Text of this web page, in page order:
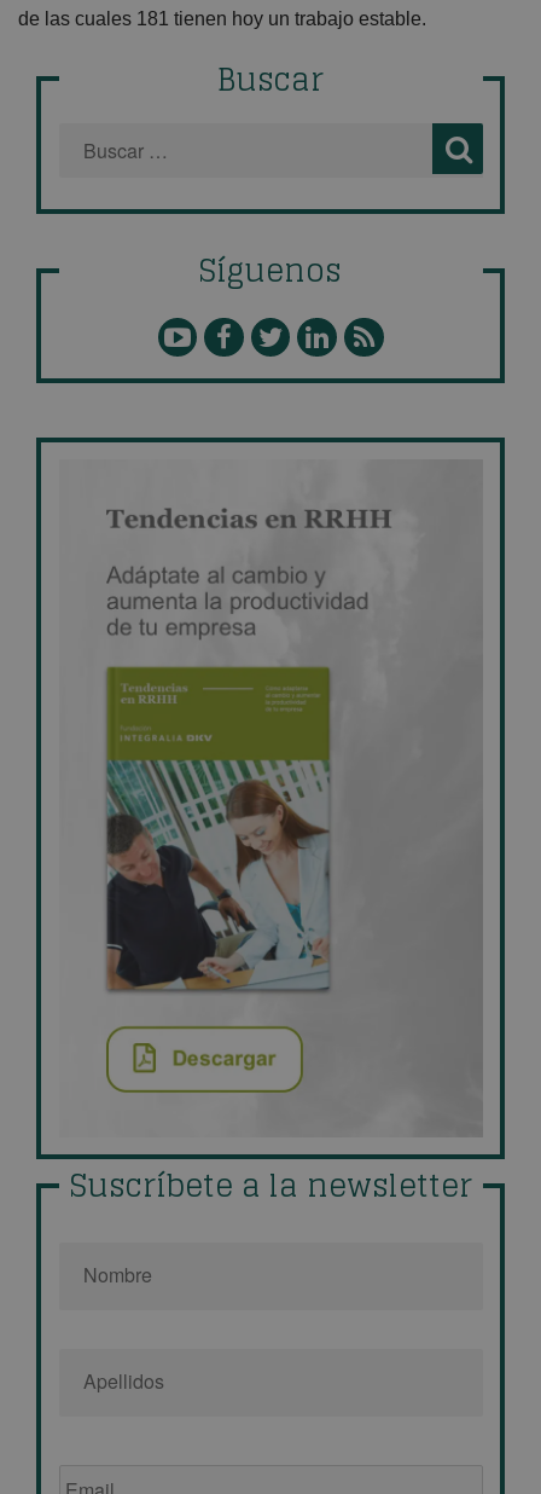
de las cuales 181 tienen hoy un trabajo estable.
Buscar
Síguenos
Suscríbete a la newsletter
de